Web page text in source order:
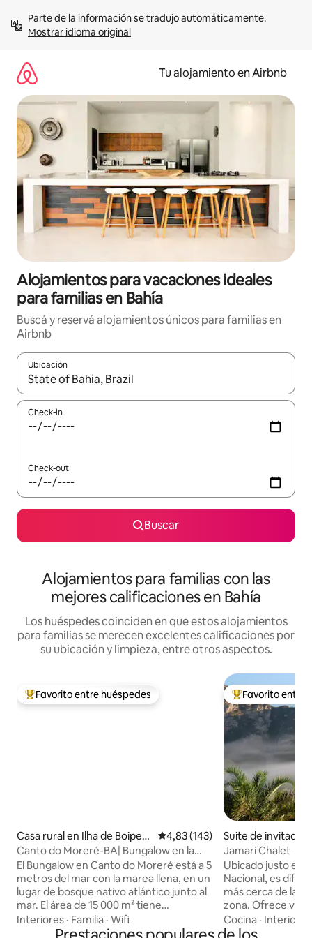
contenidoMostrar idioma original
Tu alojamiento en Airbnb
Alojamientos para vacaciones ideales
para familias en Bahía
Buscá y reservá alojamientos únicos para familias en
Airbnb
Ubicación
Cuando los resultados estén disponibles, navegá con las
Check-in
Check-out
Buscar
Alojamientos para familias con las
mejores calificaciones en Bahía
Los huéspedes coinciden en que estos alojamientos
para familias se merecen excelentes calificaciones por
su ubicación y limpieza, entre otros aspectos.
Favorito entre los huéspedes más destacados
Favorito entre huéspedes
Casa rural en Ilha de Boipeb
a
Calificación promedio: 4,83 de
4,83 (143)
Canto do Moreré-BA| Bungalow en la
playa, a pie en la arena
El Bungalow en Canto do Moreré está a 5
metros del mar con la marea llena, en un
lugar de bosque nativo atlántico junto al
mar. El área de 15 000 m² tiene
7 viviendas, todas muy separadas, lo que
garantiza mucha privacidad. Es ideal para
Interiores · Familia · Wifi
Favorito entre
Favorito entre
Suite de invitados
da independiente
Jamari Chalet
Ubicado justo en
Nacional, es
más cerca de la
zona. Ofrece
las montañas
noches
Cocina · Interiores